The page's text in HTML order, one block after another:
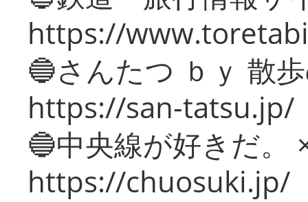
https://
🔵さんたつ ｂｙ 散
https://san-tatsu.jp/
🔵中央線が好きだ。
https://chuosuki.jp/